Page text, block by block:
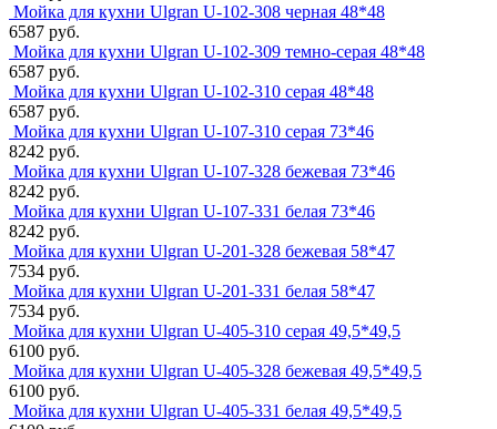
Мойка для кухни Ulgran U-102-308 черная 48*48
6587 руб.
Мойка для кухни Ulgran U-102-309 темно-серая 48*48
6587 руб.
Мойка для кухни Ulgran U-102-310 серая 48*48
6587 руб.
Мойка для кухни Ulgran U-107-310 серая 73*46
8242 руб.
Мойка для кухни Ulgran U-107-328 бежевая 73*46
8242 руб.
Мойка для кухни Ulgran U-107-331 белая 73*46
8242 руб.
Мойка для кухни Ulgran U-201-328 бежевая 58*47
7534 руб.
Мойка для кухни Ulgran U-201-331 белая 58*47
7534 руб.
Мойка для кухни Ulgran U-405-310 серая 49,5*49,5
6100 руб.
Мойка для кухни Ulgran U-405-328 бежевая 49,5*49,5
6100 руб.
Мойка для кухни Ulgran U-405-331 белая 49,5*49,5